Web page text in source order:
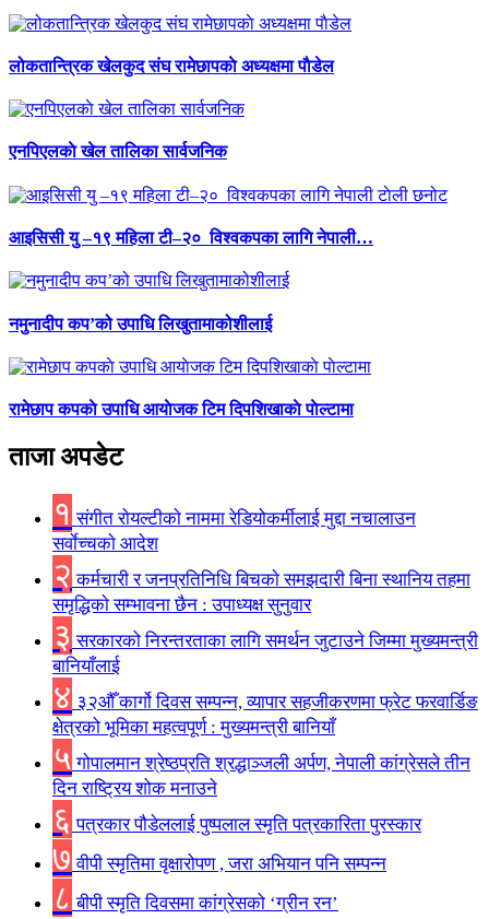
लोकतान्त्रिक खेलकुद संघ रामेछापकाे अध्यक्षमा पाैडेल
एनपिएलकाे खेल तालिका सार्वजनिक
आइसिसी यु –१९ महिला टी–२० विश्वकपका लागि नेपाली…
नमुनादीप कप’को उपाधि लिखुतामाकोशीलाई
रामेछाप कपकाे उपाधि आयाेजक टिम दिपशिखाकाे पाेल्टामा
ताजा अपडेट
१ संगीत राेयल्टीकाे नाममा रेडियोकर्मीलाई मुद्दा नचालाउन
सर्वाेच्चकाे आदेश
२ कर्मचारी र जनप्रतिनिधि बिचकाे समझदारी बिना स्थानिय तहमा
समृद्धिकाे सम्भावना छैन : उपाध्यक्ष सुनुवार
३ सरकारको निरन्तरताका लागि समर्थन जुटाउने जिम्मा मुख्यमन्त्री
बानियाँलाई
४ ३२औँ कार्गो दिवस सम्पन्न, व्यापार सहजीकरणमा फ्रेट फरवार्डिङ
क्षेत्रको भूमिका महत्वपूर्ण : मुख्यमन्त्री बानियाँ
५ गोपालमान श्रेष्ठप्रति श्रद्धाञ्जली अर्पण, नेपाली कांग्रेसले तीन
दिन राष्ट्रिय शोक मनाउने
६ पत्रकार पौडेललाई पुष्पलाल स्मृति पत्रकारिता पुरस्कार
७ वीपी स्मृतिमा वृक्षारोपण , जरा अभियान पनि सम्पन्न
८ बीपी स्मृति दिवसमा कांग्रेसको ‘ग्रीन रन’